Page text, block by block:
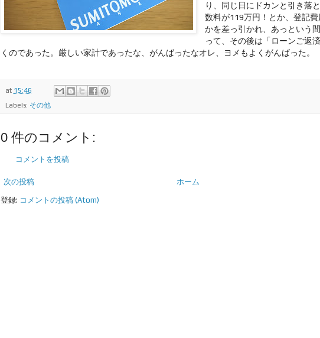
り、同じ日にドカンと引き落
数料が119万円！とか、登記
かを差っ引かれ、あっという
って、その後は「ローンご返
くのであった。厳しい家計であったな、がんばったなオレ、ヨメもよくがんばった。
at 15:46
Labels: その他
0 件のコメント:
コメントを投稿
次の投稿 ホーム
登録: コメントの投稿 (Atom)